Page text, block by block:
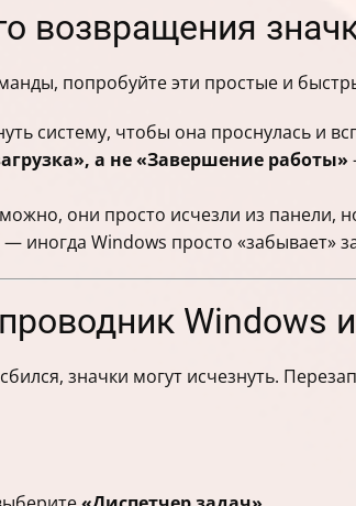
возвращения
попробуйте эти простые и
систему, чтобы она проснулась и
а не «Завершение работы»
они просто исчезли из панели,
— иногда Windows просто «забывает»
Windows
значки могут исчезнуть.